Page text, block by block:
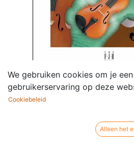
Forever Joyful!
Brian
We gebruiken cookies om je
gebruikerservaring op deze
Cookiebeleid
Alleen het